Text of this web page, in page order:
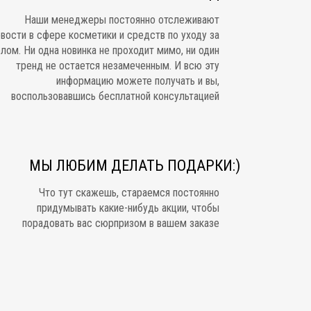
Наши менеджеры постоянно отслеживают
в сфере косметики и средств по уходу за
Ни одна новинка не проходит мимо, ни один
тренд не остается незамеченным. И всю эту
информацию можете получать и вы,
воспользовавшись бесплатной консультацией
МЫ ЛЮБИМ ДЕЛАТЬ ПОДАРКИ:)
Что тут скажешь, стараемся постоянно
придумывать какие-нибудь акции, чтобы
порадовать вас сюрпризом в вашем заказе